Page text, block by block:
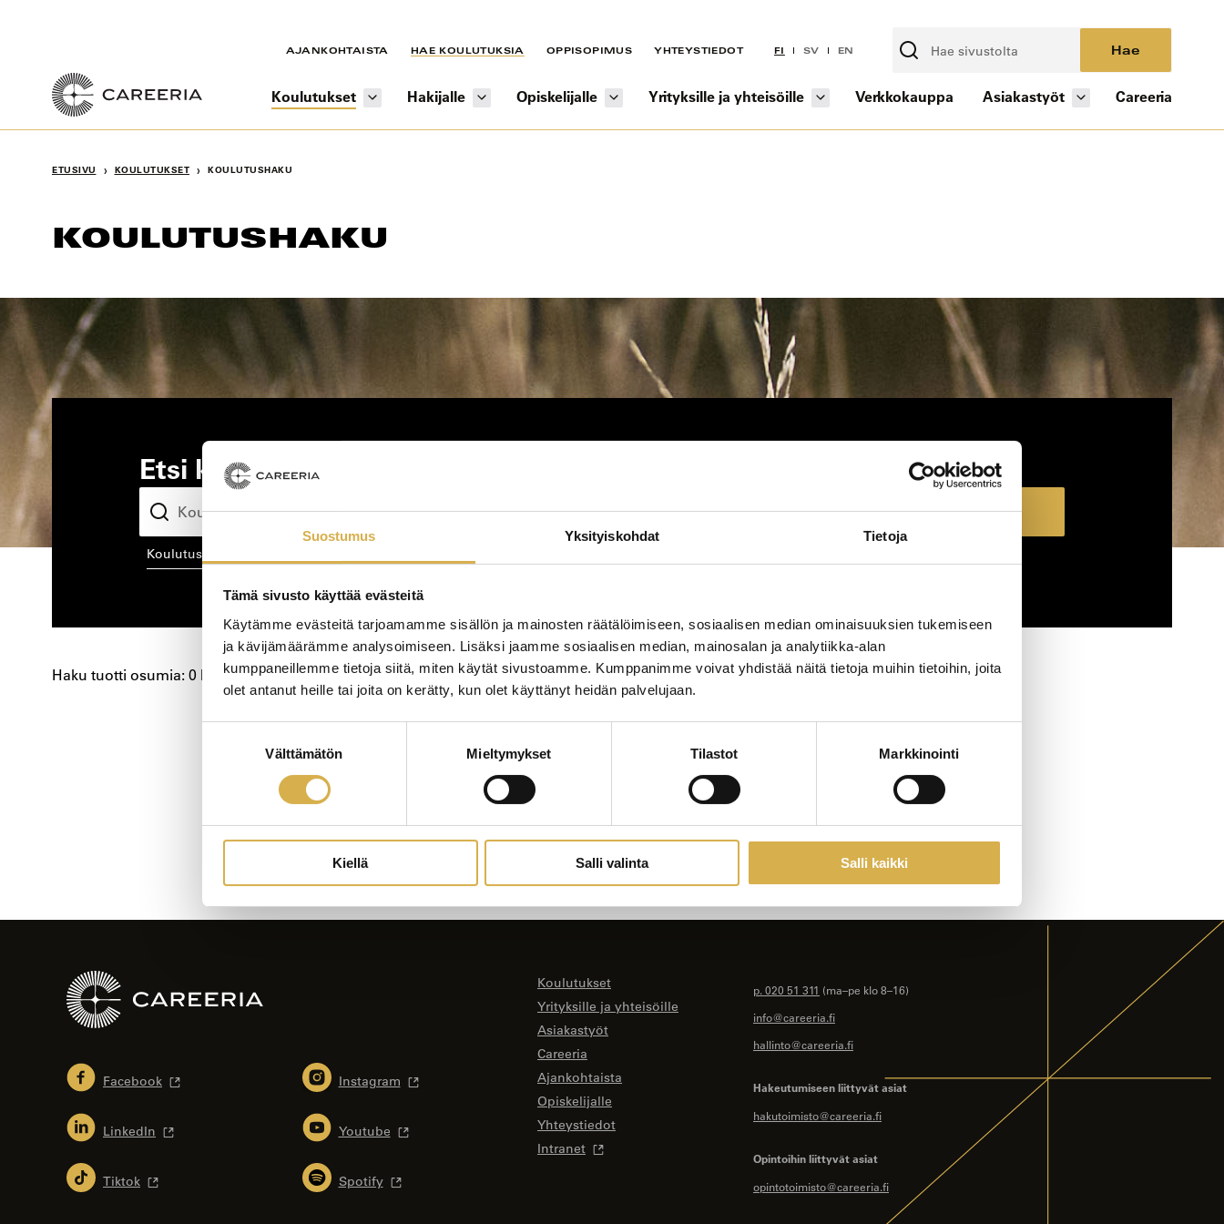
Suostumus Yksityiskohdat Tietoja
Tämä sivusto käyttää evästeitä
Käytämme evästeitä tarjoamamme sisällön ja mainosten räätälöimiseen, sosiaalisen median ominaisuuksien tukemiseen
ja kävijämäärämme analysoimiseen. Lisäksi jaamme sosiaalisen median, mainosalan ja analytiikka-alan
kumppaneillemme tietoja siitä, miten käytät sivustoamme. Kumppanimme voivat yhdistää näitä tietoja muihin tietoihin, joita
olet antanut heille tai joita on kerätty, kun olet käyttänyt heidän palvelujaan.
Välttämätön Mieltymykset Tilastot Markkinointi
Kiellä Salli valinta Salli kaikki
AJANKOHTAISTA HAE KOULUTUKSIA OPPISOPIMUS YHTEYSTIEDOT FI SV EN Hae
Koulutukset Hakijalle Opiskelijalle Yrityksille ja yhteisöille Verkkokauppa Asiakastyöt Careeria
ETUSIVU › KOULUTUKSET › KOULUTUSHAKU
KOULUTUSHAKU
Etsi kiinnostava koulutus
koulutusala koulutuspaikka
Näytä koulutukset
Haku tuotti osumia: 0 kpl
Facebook Instagram
LinkedIn Youtube
Tiktok Spotify
Koulutukset
Yrityksille ja yhteisöille
Asiakastyöt
Careeria
Ajankohtaista
Opiskelijalle
Yhteystiedot
Intranet
p. 020 51 311 (ma–pe klo 8–16)
info@careeria.fi
hallinto@careeria.fi
Hakeutumiseen liittyvät asiat
hakutoimisto@careeria.fi
Opintoihin liittyvät asiat
opintotoimisto@careeria.fi